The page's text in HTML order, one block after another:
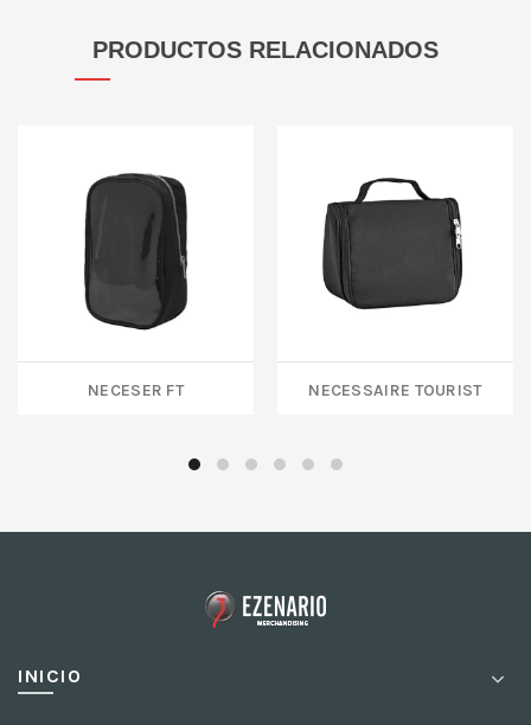
PRODUCTOS RELACIONADOS
NECESER FT NECESSAIRE TOURIST
INICIO